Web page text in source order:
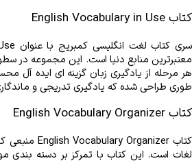
کتاب English Vocabulary in Use
طوری طراحی شده که یادگیری تدریجی و ماندگاری
کتاب English Vocabulary Organizer